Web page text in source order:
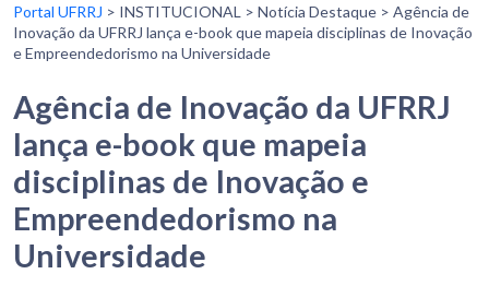
Portal UFRRJ > INSTITUCIONAL > Notícia Destaque > Agência de
Inovação da UFRRJ lança e-book que mapeia disciplinas de Inovação
e Empreendedorismo na Universidade
Agência de Inovação da UFRRJ
lança e-book que mapeia
disciplinas de Inovação e
Empreendedorismo na
Universidade